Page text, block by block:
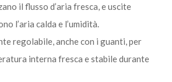
il flusso d’aria fresca, e uscite
l’aria calda e l’umidità.
regolabile, anche con i guanti, per
interna fresca e stabile durante